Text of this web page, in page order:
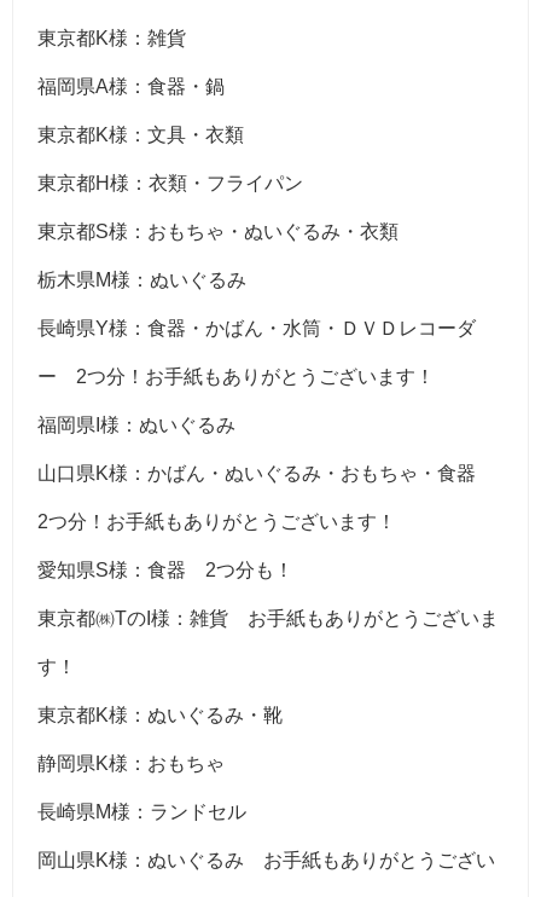
東京都K様：雑貨
福岡県A様：食器・鍋
東京都K様：文具・衣類
東京都H様：衣類・フライパン
東京都S様：おもちゃ・ぬいぐるみ・衣類
栃木県M様：ぬいぐるみ
長崎県Y様：食器・かばん・水筒・ＤＶＤレコーダ
ー 2つ分！お手紙もありがとうございます！
福岡県I様：ぬいぐるみ
山口県K様：かばん・ぬいぐるみ・おもちゃ・食器
2つ分！お手紙もありがとうございます！
愛知県S様：食器 2つ分も！
東京都㈱TのI様：雑貨 お手紙もありがとうございま
す！
東京都K様：ぬいぐるみ・靴
静岡県K様：おもちゃ
長崎県M様：ランドセル
岡山県K様：ぬいぐるみ お手紙もありがとうござい